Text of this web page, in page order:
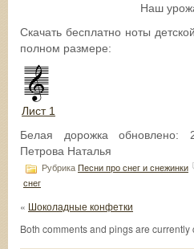
Наш
Скачать бесплатно ноты
полном размере:
Лист 1
Белая дорожка обновлено:
Петрова Наталья
Рубрика Песни про снег и снежинки
снег
« Шоколадные конфетки
Both comments and pings are currently